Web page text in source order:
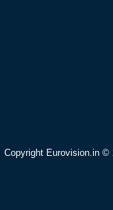
Copyright Eurovision.in ©